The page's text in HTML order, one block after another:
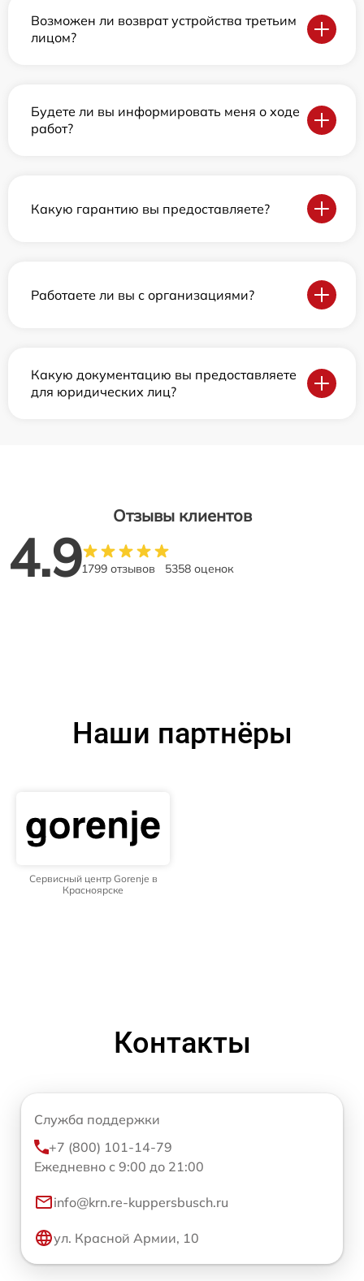
Возможен ли возврат устройства третьим
лицом?
Будете ли вы информировать меня о ходе
работ?
Какую гарантию вы предоставляете?
Работаете ли вы с организациями?
Какую документацию вы предоставляете
для юридических лиц?
Отзывы клиентов
4.91799 отзывов 5358 оценок
Наши партнёры
Сервисный центр Gorenje в
Красноярске
Контакты
Служба поддержки
+7 (800) 101-14-79
Ежедневно с 9:00 до 21:00
info@krn.re-kuppersbusch.ru
ул. Красной Армии, 10